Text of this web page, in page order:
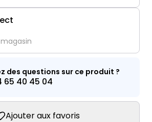
des questions sur ce produit ?
65 40 45 04
Ajouter aux favoris